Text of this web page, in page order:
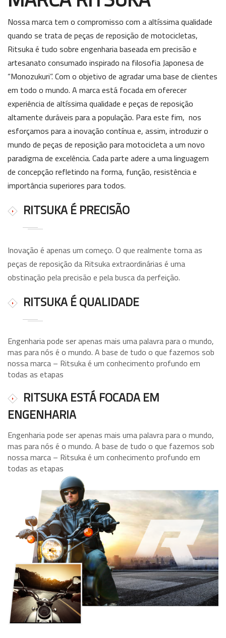
Nossa marca tem o compromisso com a altíssima qualidade
quando se trata de peças de reposição de motocicletas,
Ritsuka é tudo sobre engenharia baseada em precisão e
artesanato consumado inspirado na filosofia Japonesa de
“Monozukuri”. Com o objetivo de agradar uma base de clientes
em todo o mundo. A marca está focada em oferecer
experiência de altíssima qualidade e peças de reposição
altamente duráveis para a população. Para este fim, nos
esforçamos para a inovação contínua e, assim, introduzir o
mundo de peças de reposição para motocicleta a um novo
paradigma de excelência. Cada parte adere a uma linguagem
de concepção refletindo na forma, função, resistência e
importância superiores para todos.
RITSUKA É PRECISÃO
Inovação é apenas um começo. O que realmente torna as
peças de reposição da Ritsuka extraordinárias é uma
obstinação pela precisão e pela busca da perfeição.
RITSUKA É QUALIDADE
Engenharia pode ser apenas mais uma palavra para o mundo,
mas para nós é o mundo. A base de tudo o que fazemos sob
nossa marca – Ritsuka é um conhecimento profundo em
todas as etapas
RITSUKA ESTÁ FOCADA EM
ENGENHARIA
Engenharia pode ser apenas mais uma palavra para o mundo,
mas para nós é o mundo. A base de tudo o que fazemos sob
nossa marca – Ritsuka é um conhecimento profundo em
todas as etapas